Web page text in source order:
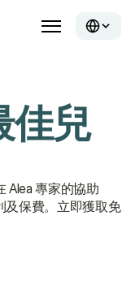
佳兒
Alea 專家的協助
及保費。立即獲取免